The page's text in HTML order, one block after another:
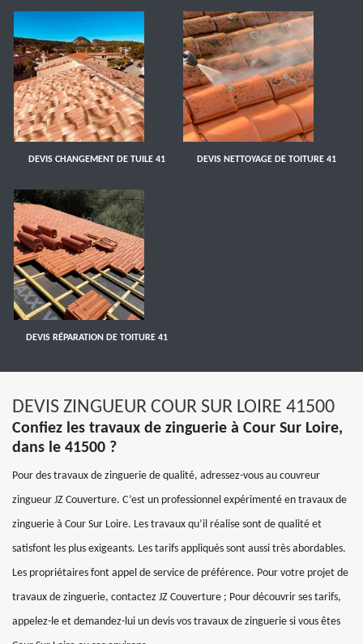
DEVIS CHANGEMENT DE TUILE 41 DEVIS NETTOYAGE DE TOITURE 41
DEVIS RÉPARATION DE TOITURE 41
DEVIS ZINGUEUR COUR SUR LOIRE 41500
Confiez les travaux de zinguerie à Cour Sur Loire,
dans le 41500 ?
Pour des travaux de zinguerie de qualité, adressez-vous au couvreur
zingueur JZ Couverture. C’est un professionnel expérimenté en travaux de
zinguerie à Cour Sur Loire. Les travaux qu’il réalise sont de qualité et
satisfont les plus exigeants. Les tarifs appliqués sont aussi très abordables.
Les propriétaires font appel de service de préférence. Pour votre projet de
travaux de zinguerie, contactez JZ Couverture ; Pour découvrir ses tarifs,
appelez-le et demandez-lui un devis vos travaux de zinguerie si vous êtes